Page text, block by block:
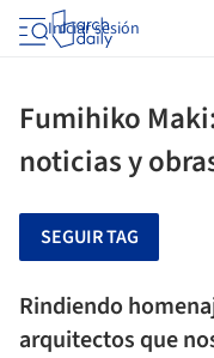
Iniciar sesión
Fumihiko
noticias y
SEGUIR TAG
Rindiendo
arquitectos que